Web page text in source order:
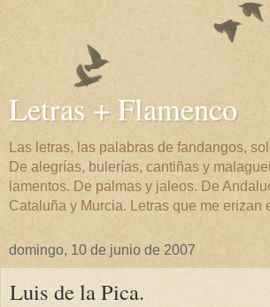
Letras + Flamenco
Las letras, las palabras de fandangos,
De alegrías, bulerías, cantiñas y
lamentos. De palmas y jaleos. De
Cataluña y Murcia. Letras que me erizan
domingo, 10 de junio de 2007
Luis de la Pica.